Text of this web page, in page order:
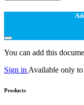
You can add this
Sign in Available only to
Products